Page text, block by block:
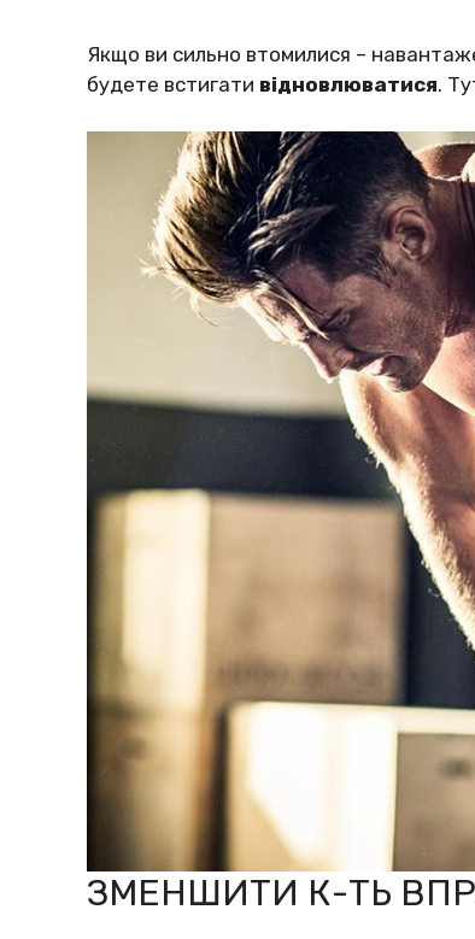
Якщо ви сильно втомилися –
будете встигати відновлюватися.
ЗМЕНШИТИ К-ТЬ